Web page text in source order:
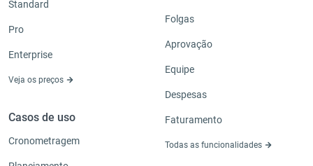
Standard
Pro
Enterprise
Veja os preços
Casos de uso
Cronometragem
Folgas
Aprovação
Equipe
Despesas
Faturamento
Todas as funcionalidades